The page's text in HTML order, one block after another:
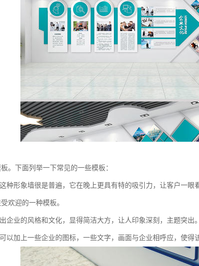
。下面列举一下常见的一些模板：
种形象墙很是普遍，它在晚上更具有特的吸引力，让客户一
欢迎的一种模板。
企业的风格和文化，显得简洁大方，让人印象深刻，主题突出
以加上一些企业的图标，一些文字，画面与企业相呼应，使得